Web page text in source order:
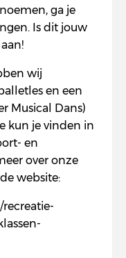
ga je
Is dit jouw
wij
en een
Musical Dans)
kun je vinden in
en
over onze
website: